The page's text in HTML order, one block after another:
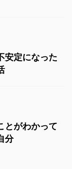
安定になった
とがわかって
分